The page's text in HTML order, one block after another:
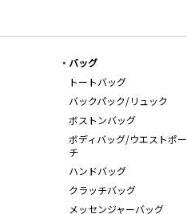
バッグ
トートバッグ
バックパック/リュック
ボストンバッグ
ボディバッグ/ウエストポー
チ
ハンドバッグ
クラッチバッグ
メッセンジャーバッグ